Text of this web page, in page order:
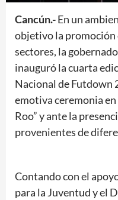
Cancún.-En un
objetivo la promoción
sectores, la
inauguró la cuarta
Nacional de Futdown
emotiva ceremonia
Roo” y ante la
provenientes de
Contando con el
para la Juventud y el